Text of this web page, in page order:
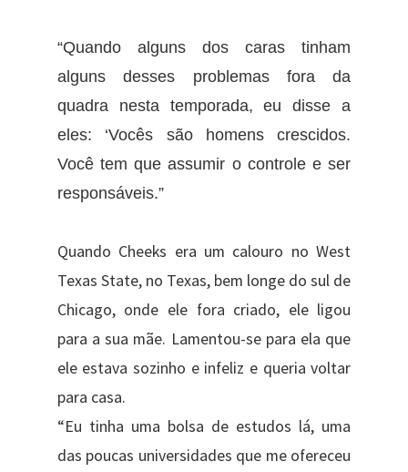
“Quando alguns dos caras tinham
alguns desses problemas fora da
quadra nesta temporada, eu disse a
eles: ‘Vocês são homens crescidos.
Você tem que assumir o controle e ser
responsáveis.”
Quando Cheeks era um calouro no West
Texas State, no Texas, bem longe do sul de
Chicago, onde ele fora criado, ele ligou
para a sua mãe. Lamentou-se para ela que
ele estava sozinho e infeliz e queria voltar
para casa.
“Eu tinha uma bolsa de estudos lá, uma
das poucas universidades que me ofereceu